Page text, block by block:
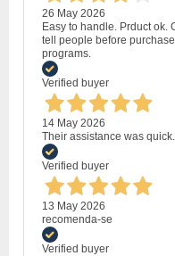
26 May 2026
Easy to handle. Prduct ok.
tell people before
programs.
Verified buyer
14 May 2026
Their assistance was
Verified buyer
13 May 2026
recomenda-se
Verified buyer